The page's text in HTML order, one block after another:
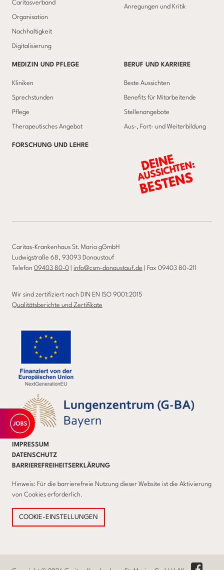
Caritasverband
Organisation
Nachhaltigkeit
Digitalisierung
Anregungen und Kritik
MEDIZIN UND PFLEGE
Kliniken
Sprechstunden
Pflege
Therapeutisches Angebot
BERUF UND KARRIERE
Beste Aussichten
Benefits für Mitarbeitende
Stellenangebote
Aus-, Fort- und Weiterbildung
FORSCHUNG UND LEHRE
Caritas-Krankenhaus St. Maria gGmbH
Ludwigstraße 68, 93093 Donaustauf
Telefon 09403 80-0 info@csm-donaustauf.de | Fax 09403 80-211
Wir sind zertifiziert nach DIN EN ISO 9001:2015
Qualitätsberichte und Zertifikate
IMPRESSUM
DATENSCHUTZ
BARRIEREFREIHEITSERKLÄRUNG
Hinweis: Für die barrierefreie Nutzung dieser Website ist die Aktivierung
von Cookies erforderlich.
COOKIE-EINSTELLUNGEN